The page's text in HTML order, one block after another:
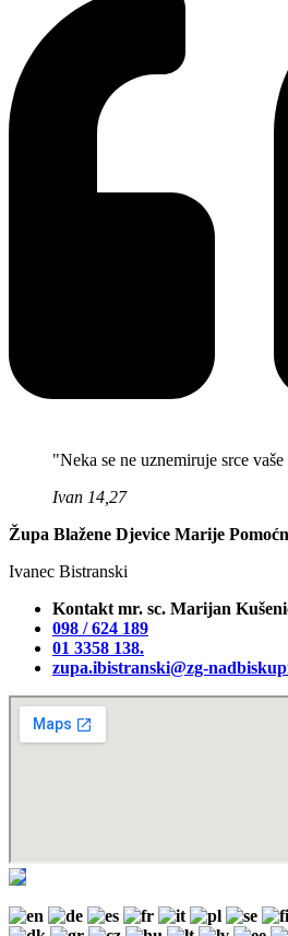
"Neka se ne uznemiruje srce
Ivan 14,27
Župa Blažene Djevice Marije
Ivanec Bistranski
Kontakt mr. sc. Marijan
098 / 624 189
01 3358 138‬.
zupa.ibistranski@zg-